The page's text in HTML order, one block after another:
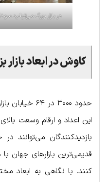
در بازار بزرگ می‌توانید
کاوش در ابعاد بازار
حدود ۳۰۰۰ در
این اعداد و ارقام وسعت
بازدیدکنندگان
قدیمی‌ترین بازارهای جهان
کنند. با نگاهی به ابعاد